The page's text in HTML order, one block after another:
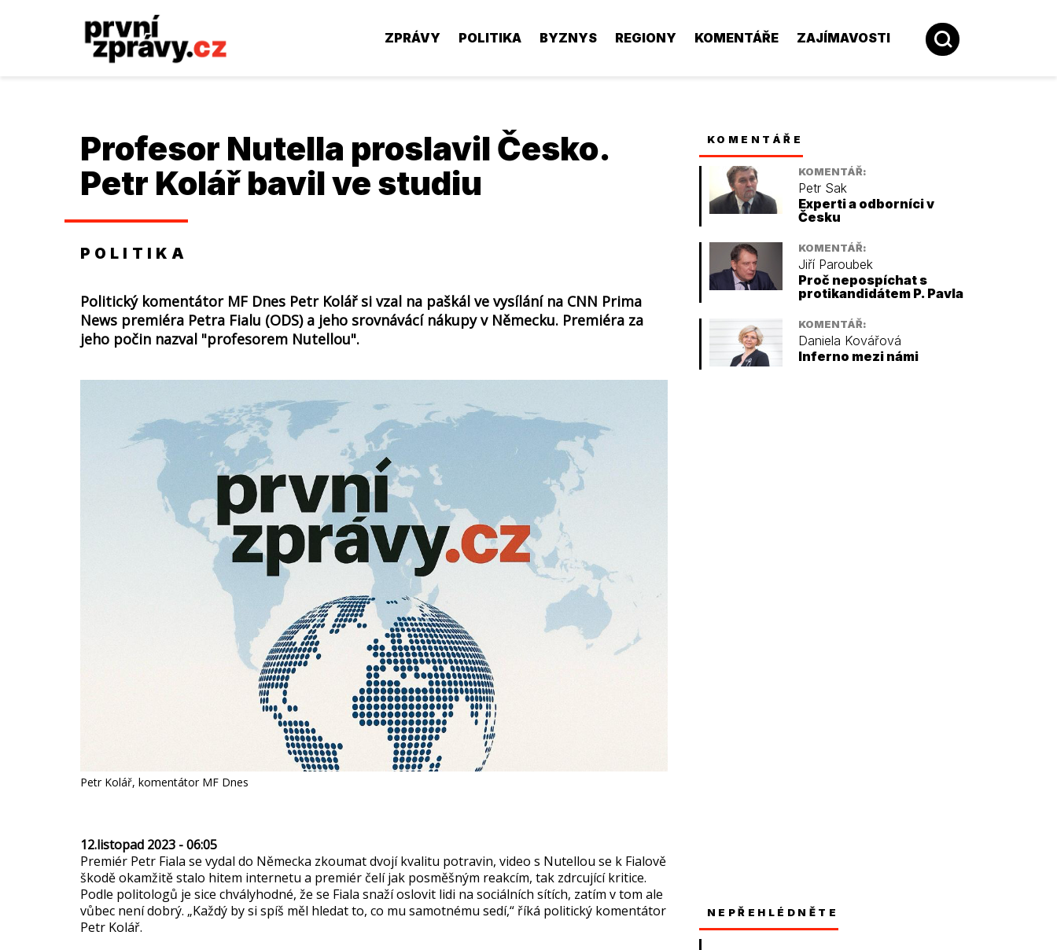
ZPRÁVY POLITIKA BYZNYS REGIONY KOMENTÁŘE ZAJÍMAVOSTI
Profesor Nutella proslavil Česko.
Petr Kolář bavil ve studiu
POLITIKA
Politický komentátor MF Dnes Petr Kolář si vzal na paškál ve vysílání na CNN Prima
News premiéra Petra Fialu (ODS) a jeho srovnávácí nákupy v Německu. Premiéra za
jeho počin nazval "profesorem Nutellou".
Petr Kolář, komentátor MF Dnes
12.listopad 2023 - 06:05
Premiér Petr Fiala se vydal do Německa zkoumat dvojí kvalitu potravin, video s Nutellou se k Fialově
škodě okamžitě stalo hitem internetu a premiér čelí jak posměšným reakcím, tak zdrcující kritice.
Podle politologů je sice chvályhodné, že se Fiala snaží oslovit lidi na sociálních sítích, zatím v tom ale
vůbec není dobrý. „Každý by si spíš měl hledat to, co mu samotnému sedí,“ říká politický komentátor
Petr Kolář.
KOMENTÁŘE
KOMENTÁŘ:
Petr Sak
Experti a odborníci v
Česku
KOMENTÁŘ:
Jiří Paroubek
Proč nepospíchat s
protikandidátem P. Pavla
KOMENTÁŘ:
Daniela Kovářová
Inferno mezi námi
NEPŘEHLÉDNĚTE